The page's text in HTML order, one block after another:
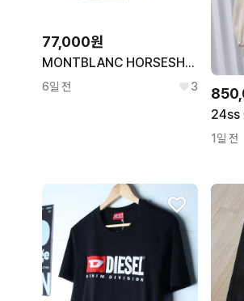
77,000원
MONTBLANC HORSESHOE 버클 리버시블 레더 벨트 블랙-브라운
6일 전 3
1일 전